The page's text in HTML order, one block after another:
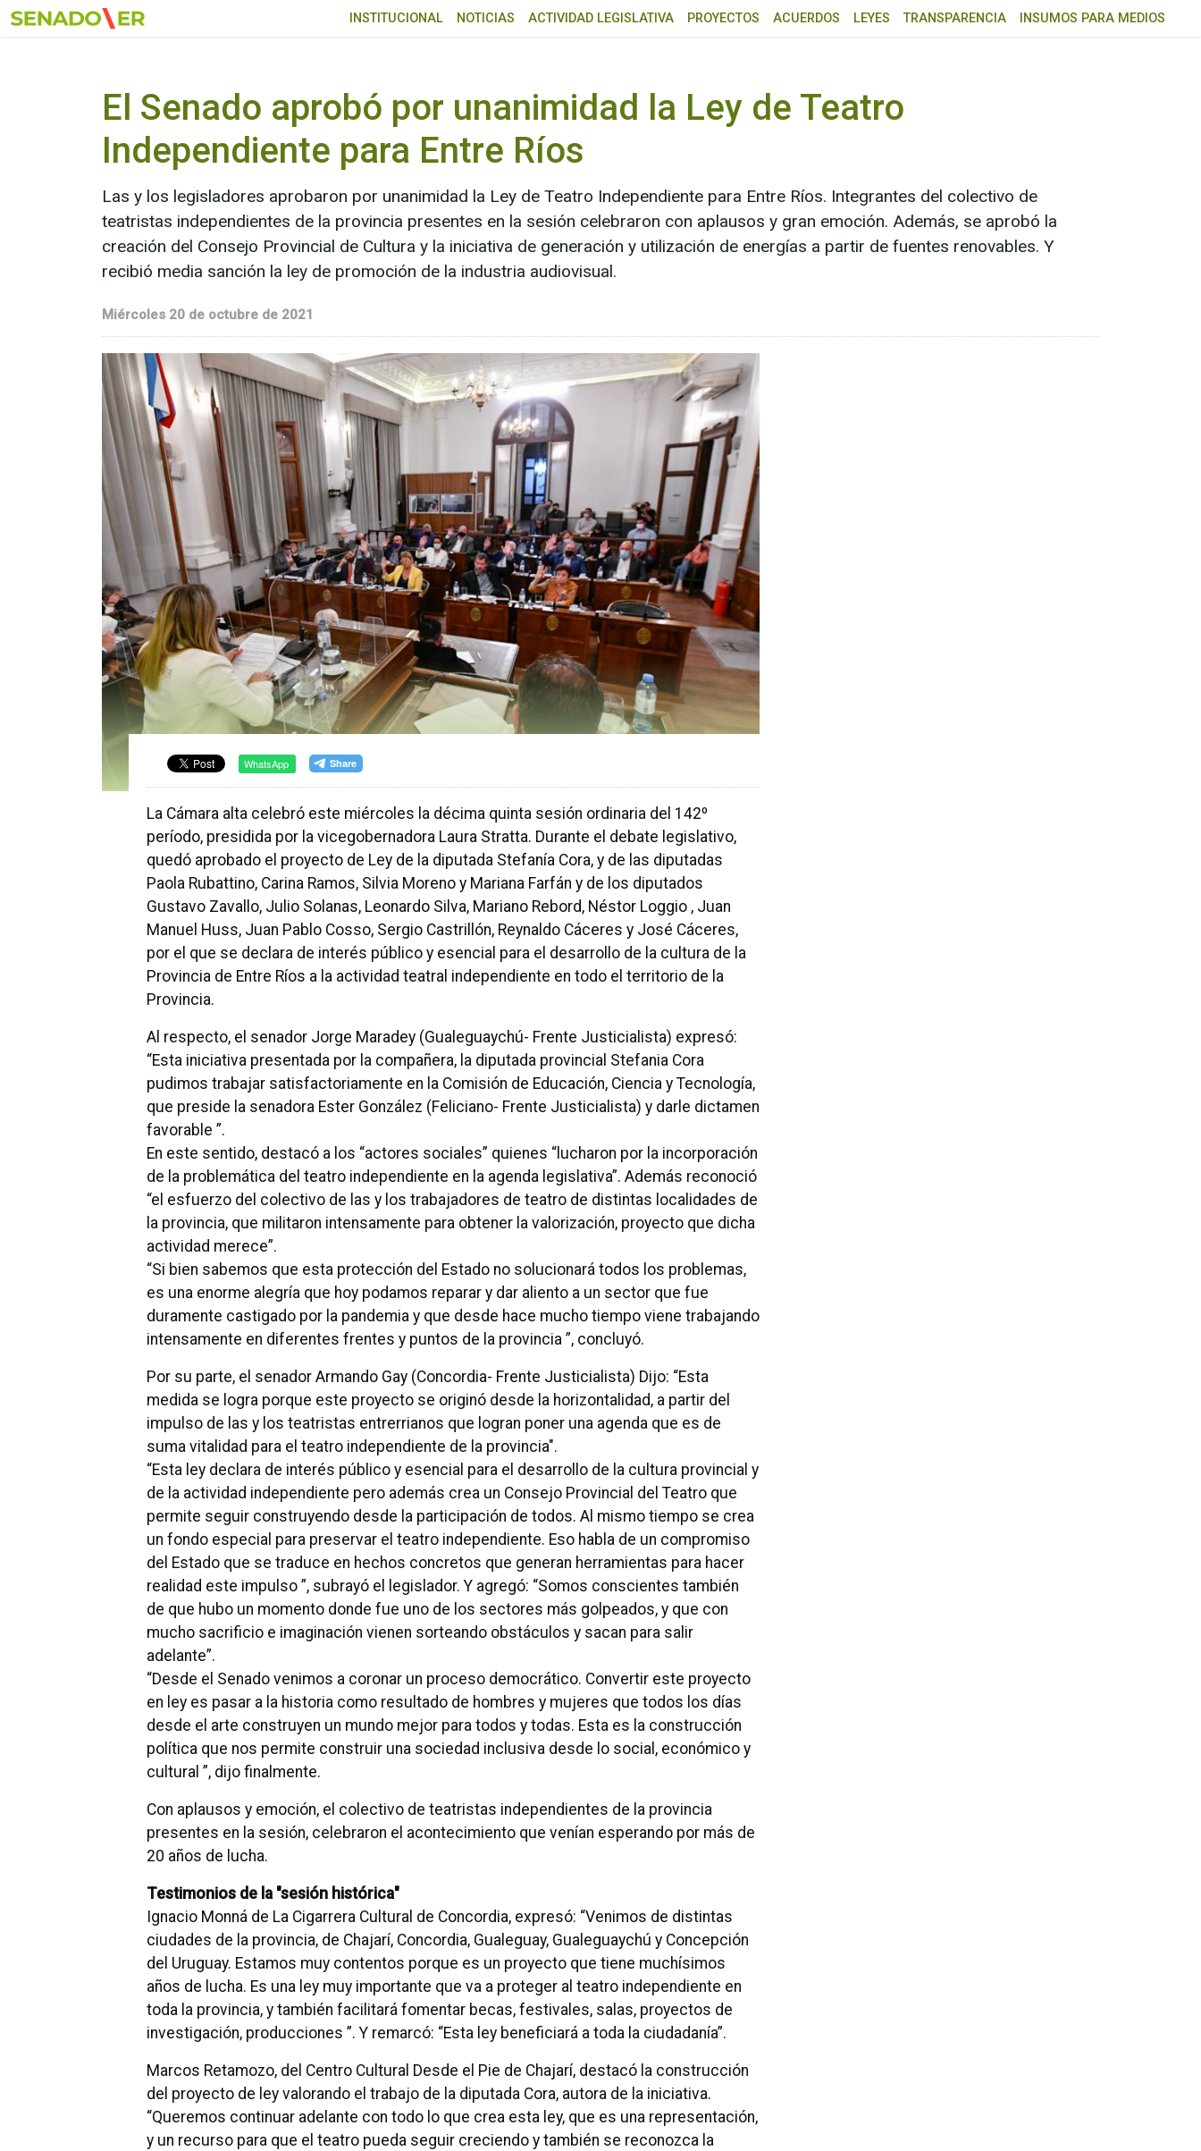
Ir al menú principal
INSTITUCIONAL NOTICIAS ACTIVIDAD LEGISLATIVA PROYECTOS ACUERDOS LEYES TRANSPARENCIA INSUMOS PARA MEDIOS
El Senado aprobó por unanimidad la Ley de Teatro
Independiente para Entre Ríos
Las y los legisladores aprobaron por unanimidad la Ley de Teatro Independiente para Entre Ríos. Integrantes del colectivo de
teatristas independientes de la provincia presentes en la sesión celebraron con aplausos y gran emoción. Además, se aprobó la
creación del Consejo Provincial de Cultura y la iniciativa de generación y utilización de energías a partir de fuentes renovables. Y
recibió media sanción la ley de promoción de la industria audiovisual.
Miércoles 20 de octubre de 2021
WhatsApp
La Cámara alta celebró este miércoles la décima quinta sesión ordinaria del 142º
período, presidida por la vicegobernadora Laura Stratta. Durante el debate legislativo,
quedó aprobado el proyecto de Ley de la diputada Stefanía Cora, y de las diputadas
Paola Rubattino, Carina Ramos, Silvia Moreno y Mariana Farfán y de los diputados
Gustavo Zavallo, Julio Solanas, Leonardo Silva, Mariano Rebord, Néstor Loggio , Juan
Manuel Huss, Juan Pablo Cosso, Sergio Castrillón, Reynaldo Cáceres y José Cáceres,
por el que se declara de interés público y esencial para el desarrollo de la cultura de la
Provincia de Entre Ríos a la actividad teatral independiente en todo el territorio de la
Provincia.
Al respecto, el senador Jorge Maradey (Gualeguaychú- Frente Justicialista) expresó:
“Esta iniciativa presentada por la compañera, la diputada provincial Stefania Cora
pudimos trabajar satisfactoriamente en la Comisión de Educación, Ciencia y Tecnología,
que preside la senadora Ester González (Feliciano- Frente Justicialista) y darle dictamen
favorable ”.
En este sentido, destacó a los “actores sociales” quienes “lucharon por la incorporación
de la problemática del teatro independiente en la agenda legislativa”. Además reconoció
“el esfuerzo del colectivo de las y los trabajadores de teatro de distintas localidades de
la provincia, que militaron intensamente para obtener la valorización, proyecto que dicha
actividad merece”.
“Si bien sabemos que esta protección del Estado no solucionará todos los problemas,
es una enorme alegría que hoy podamos reparar y dar aliento a un sector que fue
duramente castigado por la pandemia y que desde hace mucho tiempo viene trabajando
intensamente en diferentes frentes y puntos de la provincia ”, concluyó.
Por su parte, el senador Armando Gay (Concordia- Frente Justicialista) Dijo: “Esta
medida se logra porque este proyecto se originó desde la horizontalidad, a partir del
impulso de las y los teatristas entrerrianos que logran poner una agenda que es de
suma vitalidad para el teatro independiente de la provincia".
“Esta ley declara de interés público y esencial para el desarrollo de la cultura provincial y
de la actividad independiente pero además crea un Consejo Provincial del Teatro que
permite seguir construyendo desde la participación de todos. Al mismo tiempo se crea
un fondo especial para preservar el teatro independiente. Eso habla de un compromiso
del Estado que se traduce en hechos concretos que generan herramientas para hacer
realidad este impulso ”, subrayó el legislador. Y agregó: “Somos conscientes también
de que hubo un momento donde fue uno de los sectores más golpeados, y que con
mucho sacrificio e imaginación vienen sorteando obstáculos y sacan para salir
adelante”.
“Desde el Senado venimos a coronar un proceso democrático. Convertir este proyecto
en ley es pasar a la historia como resultado de hombres y mujeres que todos los días
desde el arte construyen un mundo mejor para todos y todas. Esta es la construcción
política que nos permite construir una sociedad inclusiva desde lo social, económico y
cultural ”, dijo finalmente.
Con aplausos y emoción, el colectivo de teatristas independientes de la provincia
presentes en la sesión, celebraron el acontecimiento que venían esperando por más de
20 años de lucha.
Testimonios de la "sesión histórica"
Ignacio Monná de La Cigarrera Cultural de Concordia, expresó: “Venimos de distintas
ciudades de la provincia, de Chajarí, Concordia, Gualeguay, Gualeguaychú y Concepción
del Uruguay. Estamos muy contentos porque es un proyecto que tiene muchísimos
años de lucha. Es una ley muy importante que va a proteger al teatro independiente en
toda la provincia, y también facilitará fomentar becas, festivales, salas, proyectos de
investigación, producciones ”. Y remarcó: “Esta ley beneficiará a toda la ciudadanía”.
Marcos Retamozo, del Centro Cultural Desde el Pie de Chajarí, destacó la construcción
del proyecto de ley valorando el trabajo de la diputada Cora, autora de la iniciativa.
“Queremos continuar adelante con todo lo que crea esta ley, que es una representación,
y un recurso para que el teatro pueda seguir creciendo y también se reconozca la